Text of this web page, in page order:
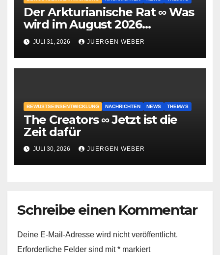
Der Arkturianische Rat ∞ Was
wird im August 2026
geschehen?
JULI 31, 2026 JUERGEN WEBER
BEWUSTSEINSENTWICKLUNG NACHRICHTEN NEWS THEMA'S
The Creators ∞ Jetzt ist die
Zeit dafür
JULI 30, 2026 JUERGEN WEBER
Schreibe einen Kommentar
Deine E-Mail-Adresse wird nicht veröffentlicht.
Erforderliche Felder sind mit* markiert